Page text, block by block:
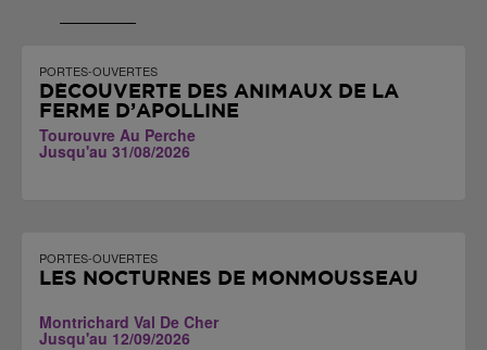
PORTES-OUVERTES
DÉCOUVERTE DES ANIMAUX DE LA
FERME D’APOLLINE
Tourouvre Au Perche
Jusqu'au 31/08/2026
PORTES-OUVERTES
LES NOCTURNES DE MONMOUSSEAU
Montrichard Val De Cher
Jusqu'au 12/09/2026